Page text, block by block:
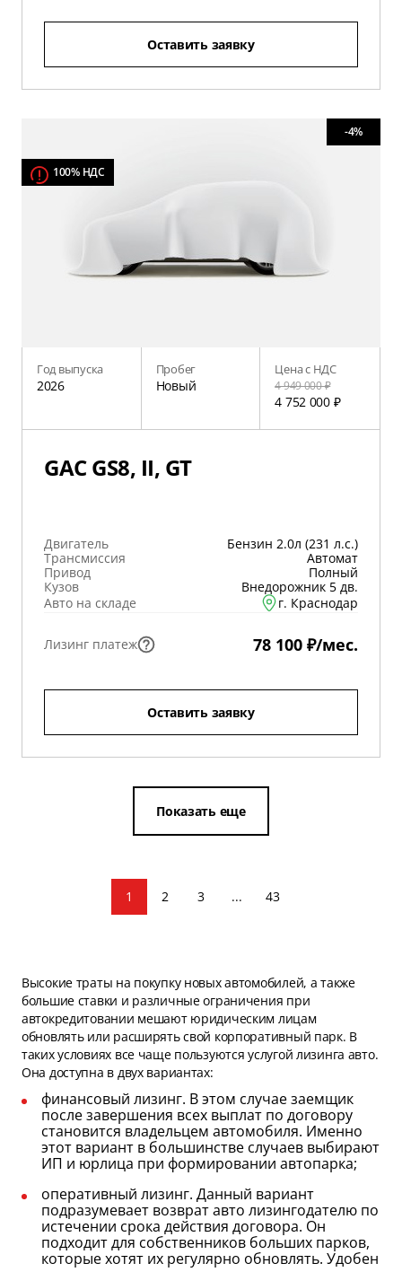
Оставить заявку
100% НДС
-4%
Год выпуска
2026
Пробег
Новый
Цена с НДС
4 949 000 ₽
4 752 000 ₽
GAC GS8, II, GT
Двигатель
Бензин 2.0л (231 л.с.)
Трансмиссия
Автомат
Привод
Полный
Кузов
Внедорожник 5 дв.
Авто на складе
г. Краснодар
Лизинг платеж 78 100 ₽/мес.
Оставить заявку
Показать еще
1 2 3 ... 43
Высокие траты на покупку новых автомобилей, а также
большие ставки и различные ограничения при
автокредитовании мешают юридическим лицам
обновлять или расширять свой корпоративный парк. В
таких условиях все чаще пользуются услугой лизинга авто.
Она доступна в двух вариантах:
финансовый лизинг. В этом случае заемщик
после завершения всех выплат по договору
становится владельцем автомобиля. Именно
этот вариант в большинстве случаев выбирают
ИП и юрлица при формировании автопарка;
оперативный лизинг. Данный вариант
подразумевает возврат авто лизингодателю по
истечении срока действия договора. Он
подходит для собственников больших парков,
которые хотят их регулярно обновлять. Удобен